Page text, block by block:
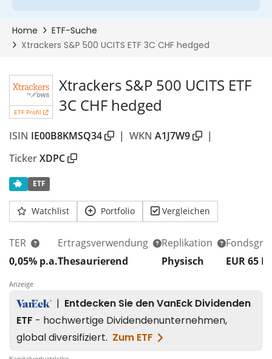
ETF Profil
Xtrackers S&P 500 UCITS ETF
3C CHF hedged
ISIN IE00B8KMSQ34 | WKN A1J7W9
|
TickerXDPC
ETF
Watchlist Portfolio Vergleichen
TER
0,05% p.a.
Ertragsverwendung
Thesaurierend
Replikation
Physisch
EUR 65
Anzeige